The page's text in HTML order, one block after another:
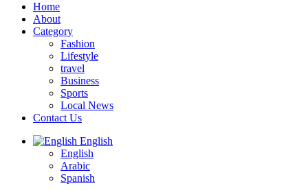
Home
About
Category
Fashion
Lifestyle
travel
Business
Sports
Local News
Contact Us
English
English
Arabic
Spanish